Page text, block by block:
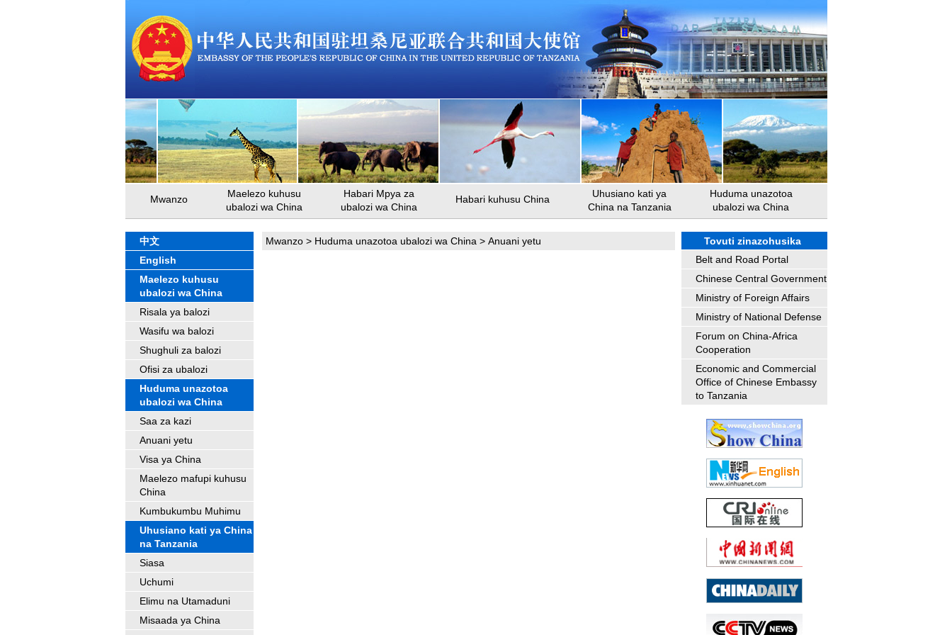
Mwanzo
Maelezo kuhusu
ubalozi wa China
Habari Mpya za
ubalozi wa China
Habari kuhusu China
Uhusiano kati ya
China na Tanzania
Huduma unazotoa
ubalozi wa China
中文
English
Maelezo kuhusu
ubalozi wa China
Risala ya balozi
Wasifu wa balozi
Shughuli za balozi
Ofisi za ubalozi
Huduma unazotoa
ubalozi wa China
Saa za kazi
Anuani yetu
Visa ya China
Maelezo mafupi kuhusu
China
Kumbukumbu Muhimu
Uhusiano kati ya China
na Tanzania
Siasa
Uchumi
Elimu na Utamaduni
Misaada ya China
Mwanzo> Huduma unazotoa ubalozi wa China > Anuani yetu
Tovuti zinazohusika
Belt and Road Portal
Chinese Central Government
Ministry of Foreign Affairs
Ministry of National Defense
Forum on China-Africa
Cooperation
Economic and Commercial
Office of Chinese Embassy
to Tanzania